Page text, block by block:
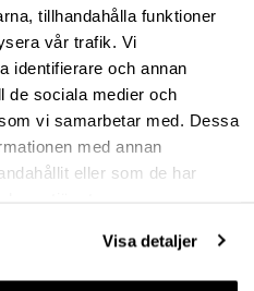
tillhandahålla funktioner
vår trafik. Vi
identifierare och annan
de sociala medier och
vi samarbetar med. Dessa
med annan
eller som de har
Visa detaljer
Finns i lager online
Slut i lager
Slut i lager
Slut i lager